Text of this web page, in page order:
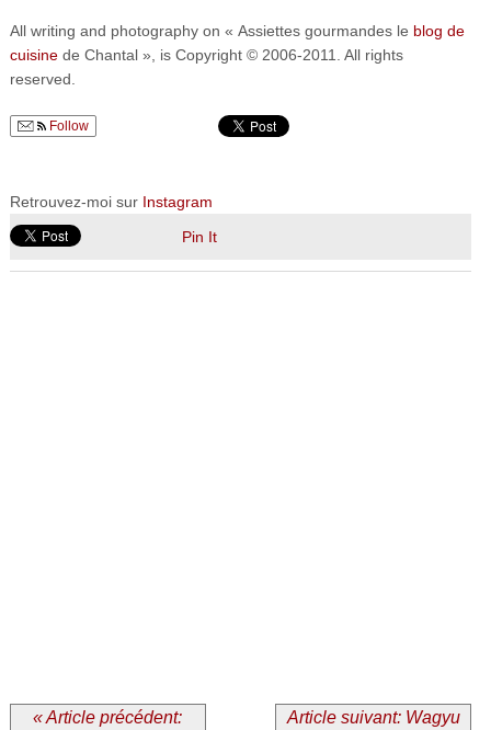
All writing and photography on « Assiettes gourmandes le blog de
cuisinede Chantal », is Copyright © 2006-2011. All rights
reserved.
Follow
Retrouvez-moi sur Instagram
Pin It
« Article précédent:
Article suivant: Wagyu